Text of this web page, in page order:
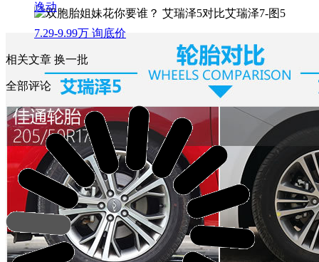
逸动
7.29-9.99万 询底价
相关文章 换一批
全部评论